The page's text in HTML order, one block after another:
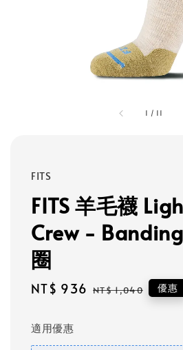
1 / 11
FITS
FITS 羊毛襪
Crew -
圈
Sale
NT$ 936 Regular
NT$ 1,040 優惠
適用優惠